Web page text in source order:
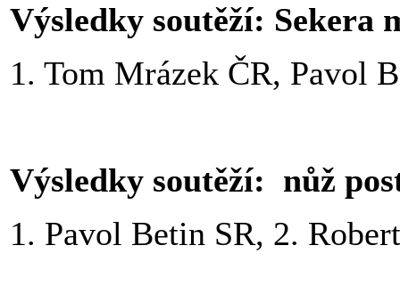
Výsledky soutěží: Sekera
1. Tom Mrázek ČR, Pavol
Výsledky soutěží: nůž
1. Pavol Betin SR, 2.